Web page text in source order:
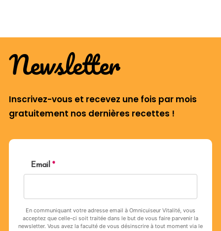
Newsletter
Inscrivez-vous et recevez une fois par mois
gratuitement nos dernières recettes !